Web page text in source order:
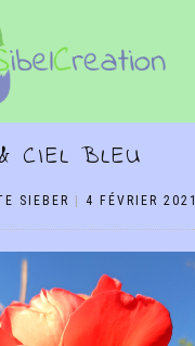
CIEL BLEU
SIEBER 4 FÉVRIER 2021